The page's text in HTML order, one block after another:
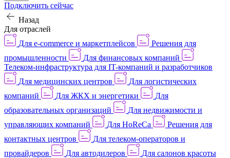
Подключить сейчас
Назад
Для отраслей
Для e-commerce и маркетплейсов
Решения для
промышленности
Для финансовых компаний
Телеком-инфраструктура для IT-компаний и разработчиков
Для медицинских центров
Для логистических
компаний
Для ЖКХ и энергетики
Для
образовательных организаций
Для недвижимости и
управляющих компаний
Для HoReCa
Решения для
контактных центров
Для телеком-операторов и
провайдеров
Для автодилеров
Для салонов красоты